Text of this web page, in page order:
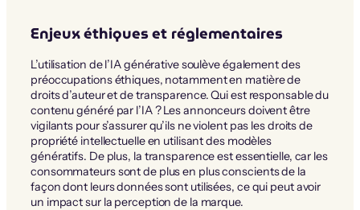
Enjeux éthiques et réglementaires
L’utilisation de l’IA générative soulève également des
préoccupations éthiques, notamment en matière de
droits d’auteur et de transparence. Qui est responsable du
contenu généré par l’IA ? Les annonceurs doivent être
vigilants pour s’assurer qu’ils ne violent pas les droits de
propriété intellectuelle en utilisant des modèles
génératifs. De plus, la transparence est essentielle, car les
consommateurs sont de plus en plus conscients de la
façon dont leurs données sont utilisées, ce qui peut avoir
un impact sur la perception de la marque.